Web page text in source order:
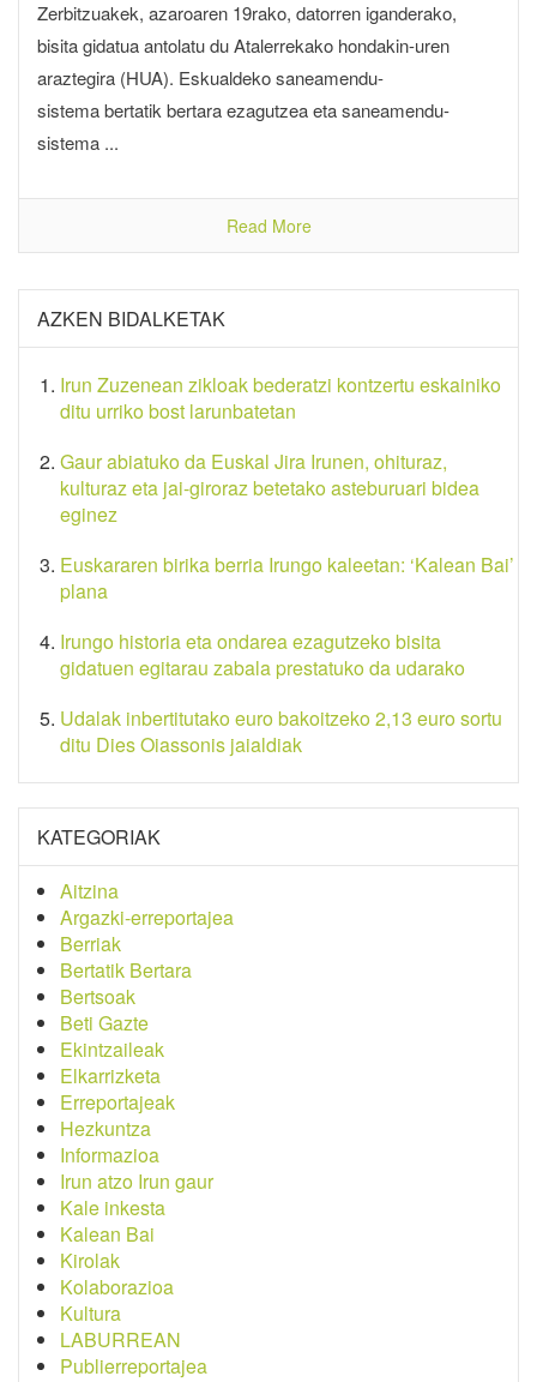
Zerbitzuakek, azaroaren 19rako, datorren iganderako,
bisita gidatua antolatu du Atalerrekako hondakin-uren
araztegira (HUA). Eskualdeko saneamendu-
sistema bertatik bertara ezagutzea eta saneamendu-
sistema ...
Read More
AZKEN BIDALKETAK
Irun Zuzenean zikloak bederatzi kontzertu eskainiko
ditu urriko bost larunbatetan
Gaur abiatuko da Euskal Jira Irunen, ohituraz,
kulturaz eta jai-giroraz betetako asteburuari bidea
eginez
Euskararen birika berria Irungo kaleetan: ‘Kalean Bai’
plana
Irungo historia eta ondarea ezagutzeko bisita
gidatuen egitarau zabala prestatuko da udarako
Udalak inbertitutako euro bakoitzeko 2,13 euro sortu
ditu Dies Oiassonis jaialdiak
KATEGORIAK
Aitzina
Argazki-erreportajea
Berriak
Bertatik Bertara
Bertsoak
Beti Gazte
Ekintzaileak
Elkarrizketa
Erreportajeak
Hezkuntza
Informazioa
Irun atzo Irun gaur
Kale inkesta
Kalean Bai
Kirolak
Kolaborazioa
Kultura
LABURREAN
Publierreportajea